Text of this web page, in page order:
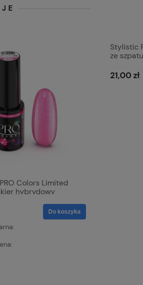
Colors Limited
hybrydowy
Do koszyka
Stylistic
ze
21,00 zł